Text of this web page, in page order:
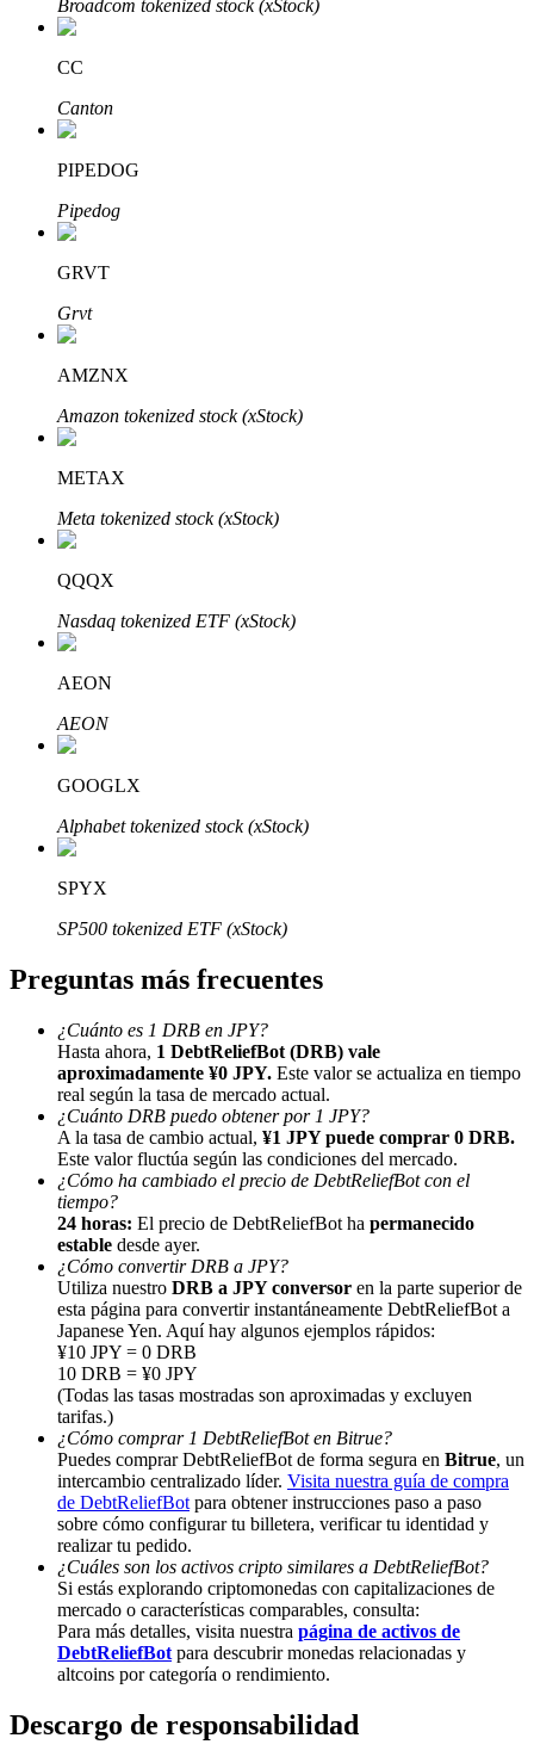
Inversión automática
Obtenga ganancias a largo plazo e intereses flexibles
Aprender Staking
Afiliados de Bitrue
¡Hasta un 65% de comisiones!
Referencia
Invita a un amigo para recibir recompensas en efectivo
BTC Welcome Rewards
BTC Welcome Rewards
Deposit & Trade BTC to Share 25000 USDT prize pool!
Deposit CASHCAT & Win
Broadcom tokenized stock (xStock)
CC
Canton
PIPEDOG
Pipedog
GRVT
Grvt
AMZNX
Amazon tokenized stock (xStock)
METAX
Meta tokenized stock (xStock)
QQQX
Nasdaq tokenized ETF (xStock)
AEON
AEON
GOOGLX
Alphabet tokenized stock (xStock)
SPYX
SP500 tokenized ETF (xStock)
Preguntas más frecuentes
¿Cuánto es 1 DRB en JPY?
Hasta ahora, 1 DebtReliefBot (DRB) vale
aproximadamente ¥0 JPY. Este valor se actualiza en tiempo
real según la tasa de mercado actual.
¿Cuánto DRB puedo obtener por 1 JPY?
A la tasa de cambio actual, ¥1 JPY puede comprar 0 DRB.
Este valor fluctúa según las condiciones del mercado.
¿Cómo ha cambiado el precio de DebtReliefBot con el
tiempo?
24 horas: El precio de DebtReliefBot ha permanecido
estable desde ayer.
¿Cómo convertir DRB a JPY?
Utiliza nuestro DRB a JPY conversor en la parte superior de
esta página para convertir instantáneamente DebtReliefBot a
Japanese Yen. Aquí hay algunos ejemplos rápidos:
¥10 JPY = 0 DRB
10 DRB = ¥0 JPY
(Todas las tasas mostradas son aproximadas y excluyen
tarifas.)
¿Cómo comprar 1 DebtReliefBot en Bitrue?
Puedes comprar DebtReliefBot de forma segura en Bitrue, un
intercambio centralizado líder. Visita nuestra guía de compra
de DebtReliefBot para obtener instrucciones paso a paso
sobre cómo configurar tu billetera, verificar tu identidad y
realizar tu pedido.
¿Cuáles son los activos cripto similares a DebtReliefBot?
Si estás explorando criptomonedas con capitalizaciones de
mercado o características comparables, consulta:
Para más detalles, visita nuestra página de activos de
DebtReliefBot para descubrir monedas relacionadas y
altcoins por categoría o rendimiento.
Descargo de responsabilidad